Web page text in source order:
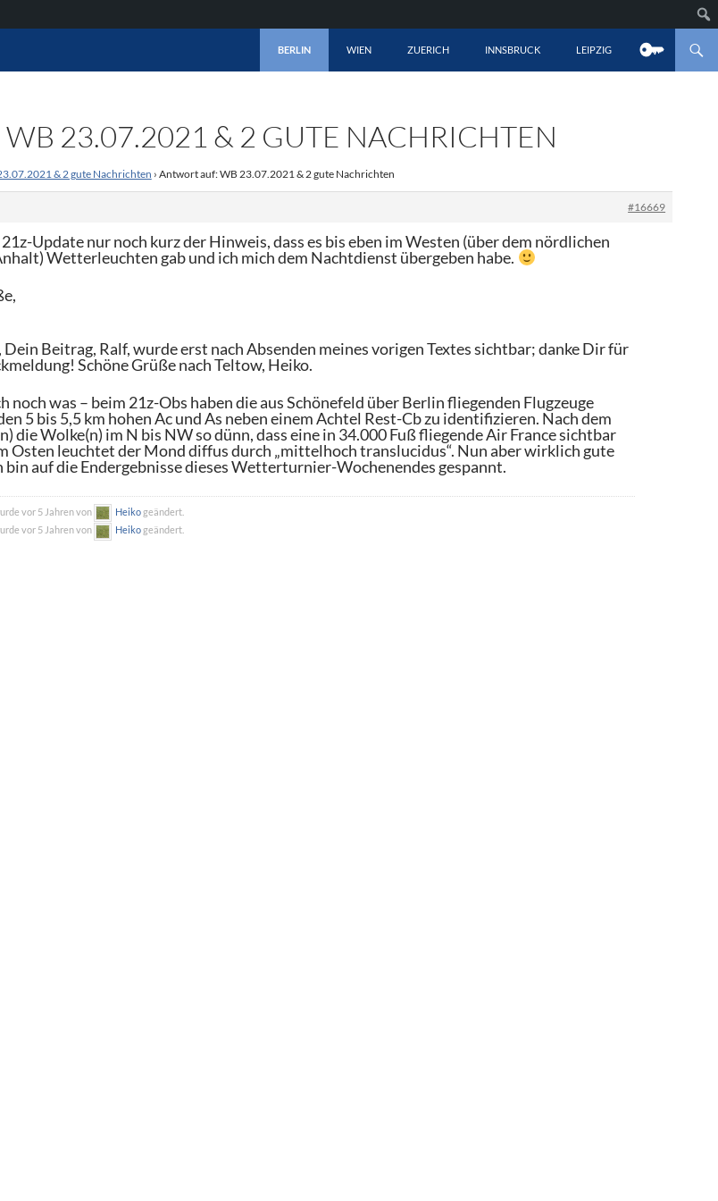
BERLIN
WIEN ZUERICH INNSBRUCK LEIPZIG
23.07.2021 & 2 GUTE NACHRICHTEN
& 2 gute Nachrichten › Antwort auf: WB 23.07.2021 & 2 gute Nachrichten
#16669
Update nur noch kurz der Hinweis, dass es bis eben im Westen (über dem nördlichen
Wetterleuchten gab und ich mich dem Nachtdienst übergeben habe.
Dein Beitrag, Ralf, wurde erst nach Absenden meines vorigen Textes sichtbar; danke Dir für
Schöne Grüße nach Teltow, Heiko.
noch was – beim 21z-Obs haben die aus Schönefeld über Berlin fliegenden Flugzeuge
5 bis 5,5 km hohen Ac und As neben einem Achtel Rest-Cb zu identifizieren. Nach dem
die Wolke(n) im N bis NW so dünn, dass eine in 34.000 Fuß fliegende Air France sichtbar
Osten leuchtet der Mond diffus durch „mittelhoch translucidus“. Nun aber wirklich gute
bin auf die Endergebnisse dieses Wetterturnier-Wochenendes gespannt.
vor 5 Jahren von Heikogeändert.
vor 5 Jahren von
Heikogeändert.